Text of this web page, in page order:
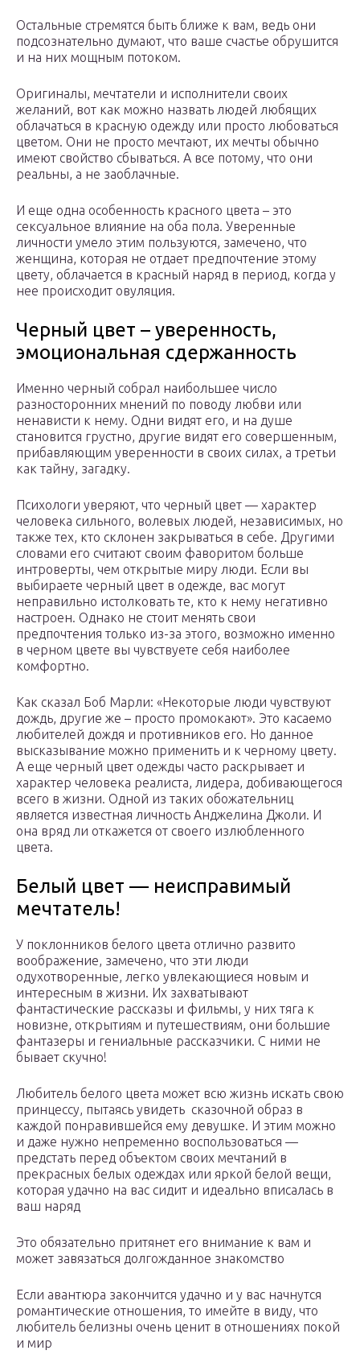
Остальные стремятся быть ближе к вам, ведь они
подсознательно думают, что ваше счастье обрушится
и на них мощным потоком.
Оригиналы, мечтатели и исполнители своих
желаний, вот как можно назвать людей любящих
облачаться в красную одежду или просто любоваться
цветом. Они не просто мечтают, их мечты обычно
имеют свойство сбываться. А все потому, что они
реальны, а не заоблачные.
И еще одна особенность красного цвета – это
сексуальное влияние на оба пола. Уверенные
личности умело этим пользуются, замечено, что
женщина, которая не отдает предпочтение этому
цвету, облачается в красный наряд в период, когда у
нее происходит овуляция.
Черный цвет – уверенность,
эмоциональная сдержанность
Именно черный собрал наибольшее число
разносторонних мнений по поводу любви или
ненависти к нему. Одни видят его, и на душе
становится грустно, другие видят его совершенным,
прибавляющим уверенности в своих силах, а третьи
как тайну, загадку.
Психологи уверяют, что черный цвет — характер
человека сильного, волевых людей, независимых, но
также тех, кто склонен закрываться в себе. Другими
словами его считают своим фаворитом больше
интроверты, чем открытые миру люди. Если вы
выбираете черный цвет в одежде, вас могут
неправильно истолковать те, кто к нему негативно
настроен. Однако не стоит менять свои
предпочтения только из-за этого, возможно именно
в черном цвете вы чувствуете себя наиболее
комфортно.
Как сказал Боб Марли: «Некоторые люди чувствуют
дождь, другие же – просто промокают». Это касаемо
любителей дождя и противников его. Но данное
высказывание можно применить и к черному цвету.
А еще черный цвет одежды часто раскрывает и
характер человека реалиста, лидера, добивающегося
всего в жизни. Одной из таких обожательниц
является известная личность Анджелина Джоли. И
она вряд ли откажется от своего излюбленного
цвета.
Белый цвет — неисправимый
мечтатель!
У поклонников белого цвета отлично развито
воображение, замечено, что эти люди
одухотворенные, легко увлекающиеся новым и
интересным в жизни. Их захватывают
фантастические рассказы и фильмы, у них тяга к
новизне, открытиям и путешествиям, они большие
фантазеры и гениальные рассказчики. С ними не
бывает скучно!
Любитель белого цвета может всю жизнь искать свою
принцессу, пытаясь увидеть сказочной образ в
каждой понравившейся ему девушке. И этим можно
и даже нужно непременно воспользоваться —
предстать перед объектом своих мечтаний в
прекрасных белых одеждах или яркой белой вещи,
которая удачно на вас сидит и идеально вписалась в
ваш наряд
Это обязательно притянет его внимание к вам и
может завязаться долгожданное знакомство
Если авантюра закончится удачно и у вас начнутся
романтические отношения, то имейте в виду, что
любитель белизны очень ценит в отношениях покой
и мир